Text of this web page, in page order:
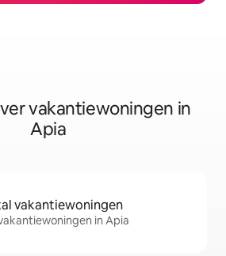
vakantiewoningen in
Apia
vakantiewoningen
in Apia